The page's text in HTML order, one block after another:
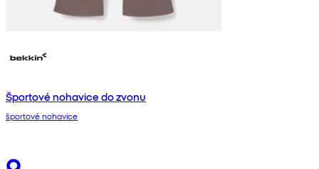
Športové nohavice do zvonu
športové nohavice